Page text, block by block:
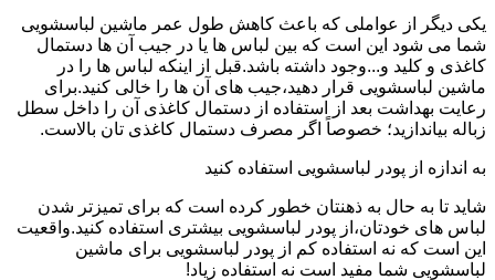
یکی دیگر از عواملی که باعث کاهش طول عمر ماشین لباسشویی
شما می شود این است که بین لباس ها یا در جیب آن ها دستمال
کاغذی و کلید و...وجود داشته باشد.قبل از اینکه لباس ها را در
ماشین لباسشویی قرار دهید،جیب های آن ها را خالی کنید.برای
رعایت بهداشت بعد از استفاده از دستمال کاغذی آن را داخل سطل
زباله بیاندازید؛ خصوصاً اگر مصرف دستمال کاغذی تان بالاست.
به اندازه از پودر لباسشویی استفاده کنید
شاید تا به حال به ذهنتان خطور کرده است که برای تمیزتر شدن
لباس های خودتان،از پودر لباسشویی بیشتری استفاده کنید.واقعیت
این است که نه استفاده کم از پودر لباسشویی برای ماشین
لباسشویی شما مفید است نه استفاده زیاد!